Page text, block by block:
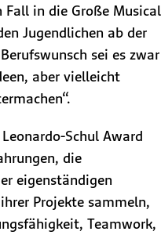
Fall in die Große Musical
Jugendlichen ab der
sei es zwar
aber vielleicht
Schul Award
die
eigenständigen
Projekte sammeln,
Teamwork,